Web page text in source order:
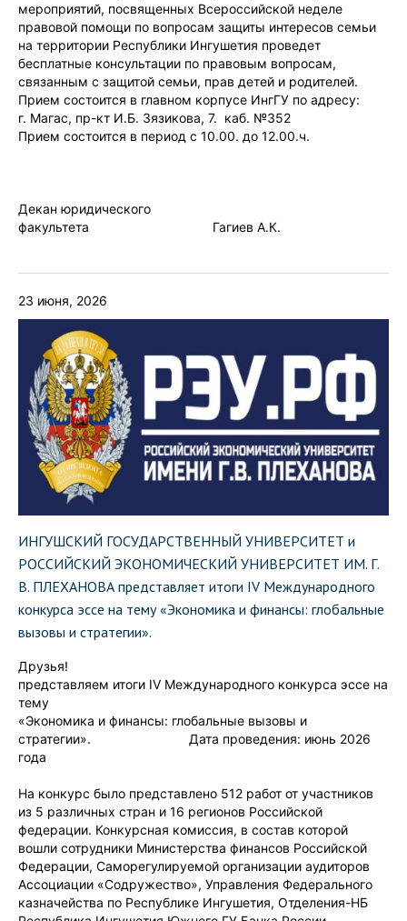
мероприятий, посвященных Всероссийской неделе
правовой помощи по вопросам защиты интересов семьи
на территории Республики Ингушетия проведет
бесплатные консультации по правовым вопросам,
связанным с защитой семьи, прав детей и родителей.
Прием состоится в главном корпусе ИнгГУ по адресу:
г. Магас, пр-кт И.Б. Зязикова, 7. каб. №352
Прием состоится в период с 10.00. до 12.00.ч.
Декан юридического
факультета Гагиев А.К.
23 июня, 2026
ИНГУШСКИЙ ГОСУДАРСТВЕННЫЙ УНИВЕРСИТЕТ и
РОССИЙСКИЙ ЭКОНОМИЧЕСКИЙ УНИВЕРСИТЕТ ИМ. Г.
В. ПЛЕХАНОВА представляет итоги IV Международного
конкурса эссе на тему «Экономика и финансы: глобальные
вызовы и стратегии».
Друзья!
представляем итоги IV Международного конкурса эссе на
тему
«Экономика и финансы: глобальные вызовы и
стратегии». Дата проведения: июнь 2026
года
На конкурс было представлено 512 работ от участников
из 5 различных стран и 16 регионов Российской
федерации. Конкурсная комиссия, в состав которой
вошли сотрудники Министерства финансов Российской
Федерации, Саморегулируемой организации аудиторов
Ассоциации «Содружество», Управления Федерального
казначейства по Республике Ингушетия, Отделения-НБ